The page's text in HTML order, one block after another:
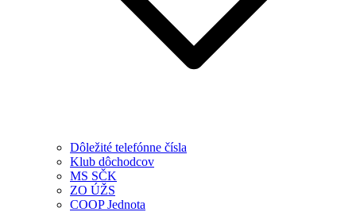
Dôležité telefónne čísla
Klub dôchodcov
MS SČK
ZO ÚŽS
COOP Jednota